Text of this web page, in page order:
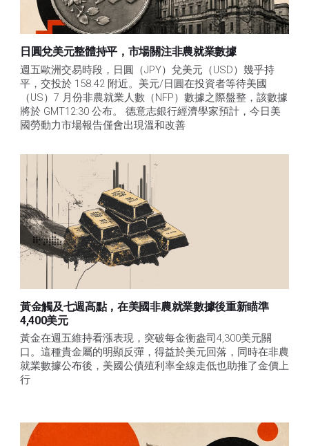
日圓兌美元整體持平，市場關注非農就業數據
週五歐洲交易時段，日圓（JPY）兌美元（USD）幾乎持
平，交投於 158.42 附近。美元/日圓在投資者等待美國
（US）7 月份非農就業人數（NFP）數據之際盤整，該數據
將於 GMT12:30 公布。 德意志銀行經濟學家預計，今日美
國勞動力市場報告僅會出現溫和改善
黃金觸及七週高點，在美國非農就業數據後重新瞄準
4,400美元
黃金在週五維持看漲表現，突破每金衡盎司4,300美元關
口。這種貴金屬的明顯反彈，得益於美元回落，同時在非農
就業數據公布後，美國公債殖利率全線走低也助推了金價上
行